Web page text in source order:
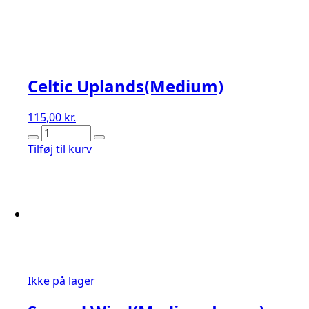
Celtic Uplands(Medium)
115,00 kr.
Celtic
Uplands(Medium)
Tilføj til kurv
Ikke på lager